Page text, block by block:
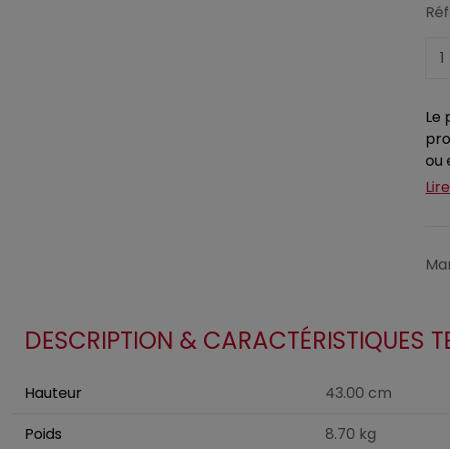
Le
ou
DESCRIPTION & CARACTÉRISTIQUES
Hauteur
43.00 cm
Poids
8.70 kg